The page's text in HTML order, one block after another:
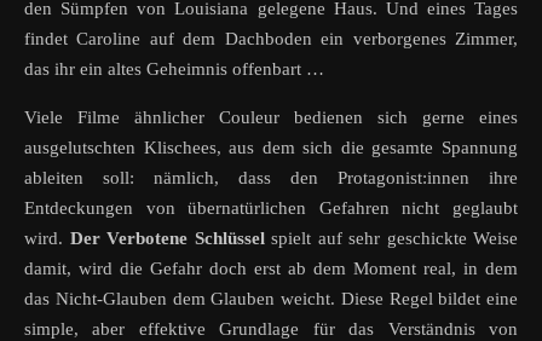
den Sümpfen von Louisiana gelegene Haus. Und eines Tages
findet Caroline auf dem Dachboden ein verborgenes Zimmer,
das ihr ein altes Geheimnis offenbart …
Viele Filme ähnlicher Couleur bedienen sich gerne eines
ausgelutschten Klischees, aus dem sich die gesamte Spannung
ableiten soll: nämlich, dass den Protagonist:innen ihre
Entdeckungen von übernatürlichen Gefahren nicht geglaubt
wird. Der Verbotene Schlüssel spielt auf sehr geschickte Weise
damit, wird die Gefahr doch erst ab dem Moment real, in dem
das Nicht-Glauben dem Glauben weicht. Diese Regel bildet eine
simple, aber effektive Grundlage für das Verständnis von